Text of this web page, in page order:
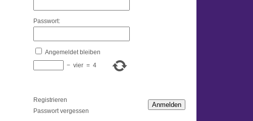
Passwort:
Angemeldet bleiben
− vier = 4
Anmelden
Registrieren
Passwort vergessen